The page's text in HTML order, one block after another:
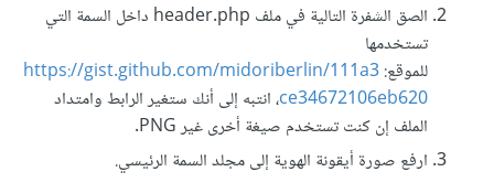
الصق الشفرة التالية في ملف header.php داخل السمة التي
تستخدمها
للموقع:https://gist.github.com/midoriberlin/111a3
ce34672106eb620، انتبه إلى أنك ستغير الرابط وامتداد
الملف إن كنت تستخدم صيغة أخرى غير PNG.
ارفع صورة أيقونة الهوية إلى مجلد السمة الرئيسي.